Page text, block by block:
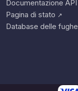
Documentazione API
Pagina di stato ↗
Database delle fughe